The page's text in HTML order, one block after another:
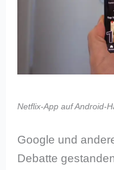
Netflix-App auf Android-
Google und
Debatte